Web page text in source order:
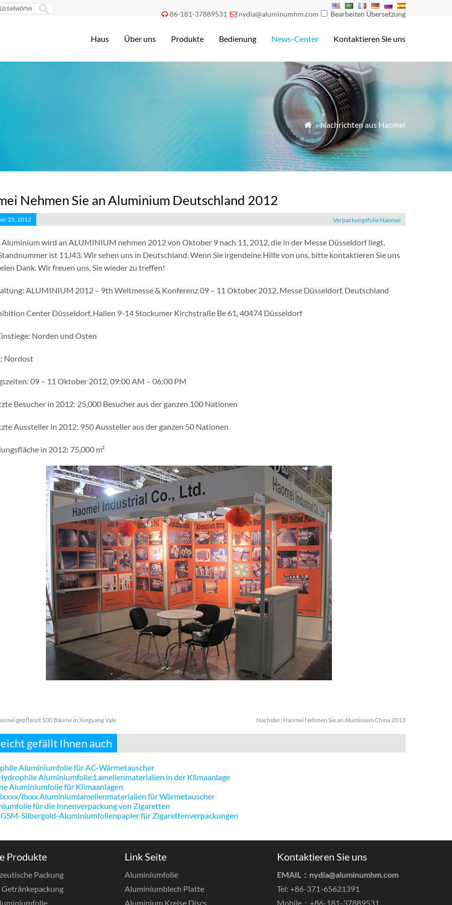
 86-181-37889531  nydia@aluminumhm.com Bearbeiten Übersetzung
Haus Über uns Produkte Bedienung News-Center Kontaktieren Sie uns
 »Nachrichten aus Haomei
Nehmen Sie an Aluminium Deutschland 2012
25, 2012 Verpackungsfolie Haomei
Aluminium wird an ALUMINIUM nehmen 2012 von Oktober 9 nach 11, 2012, die in der Messe Düsseldorf liegt,
ist 11J43. Wir sehen uns in Deutschland. Wenn Sie irgendeine Hilfe von uns, bitte kontaktieren Sie uns
Dank. Wir freuen uns, Sie wieder zu treffen!
ALUMINIUM 2012 – 9th Weltmesse & Konferenz 09 – 11 Oktober 2012, Messe Düsseldorf, Deutschland
Center Düsseldorf, Hallen 9-14 Stockumer Kirchstraße Be 61, 40474 Düsseldorf
Norden und Osten
Nordost
09 – 11 Oktober 2012, 09:00 AM – 06:00 PM
Besucher in 2012: 25,000 Besucher aus der ganzen 100 Nationen
Aussteller in 2012: 950 Aussteller aus der ganzen 50 Nationen
in 2012: 75,000 m²
gepflanzt 100 Bäume in Xingyang Vale Nächster: Haomei Nehmen Sie an Aluminium China 2013
gefällt Ihnen auch
Aluminiumfolie für AC-Wärmetauscher
Aluminiumfolie:Lamellenmaterialien in der Klimaanlage
Aluminiumfolie für Klimaanlagen
8xxx Aluminiumlamellenmaterialien für Wärmetauscher
für die Innenverpackung von Zigaretten
Silbergold-Aluminiumfolienpapier für Zigarettenverpackungen
Produkte
Packung
Getränkepackung
Link Seite
Aluminiumfolie
Aluminiumblech Platte
Aluminium Kreise Discs
Kontaktieren Sie uns
EMAIL： nydia@aluminumhm.com
Tel: +86-371-65621391
Mobile：+86-181-37889531